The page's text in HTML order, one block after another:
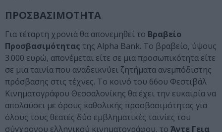
ΠΡΟΣΒΑΣΙΜΟΤΗΤΑ
Για τέταρτη χρονιά θα απονεμηθεί το Βραβείο
Προσβασιμότητας της Alpha Bank. Το βραβείο, ύψους
3.000 ευρώ, απονέμεται είτε σε μια προσωπικότητα είτε
σε μια ταινία που αναδεικνύει ζητήματα ανεμπόδιστης
πρόσβασης στις τέχνες. Το κοινό του 66ου Φεστιβάλ
Κινηματογράφου Θεσσαλονίκης θα έχει την ευκαιρία να
απολαύσει με όρους καθολικής προσβασιμότητας για
όλους τους θεατές δύο εμβληματικές ταινίες του
σύγχρονου ελληνικού κινηματογράφου, το Άντε Γεια